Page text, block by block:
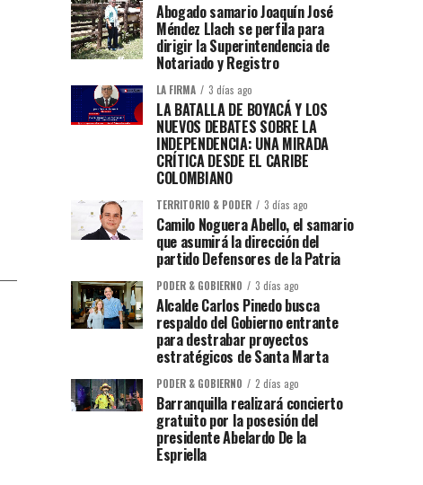
Abogado samario Joaquín José
Méndez Llach se perfila para
dirigir la Superintendencia de
Notariado y Registro
LA FIRMA 3 días ago
LA BATALLA DE BOYACÁ Y LOS
NUEVOS DEBATES SOBRE LA
INDEPENDENCIA: UNA MIRADA
CRÍTICA DESDE EL CARIBE
COLOMBIANO
TERRITORIO & PODER 3 días ago
Camilo Noguera Abello, el samario
que asumirá la dirección del
partido Defensores de la Patria
PODER & GOBIERNO 3 días ago
Alcalde Carlos Pinedo busca
respaldo del Gobierno entrante
para destrabar proyectos
estratégicos de Santa Marta
PODER & GOBIERNO 2 días ago
Barranquilla realizará concierto
gratuito por la posesión del
presidente Abelardo De la
Espriella